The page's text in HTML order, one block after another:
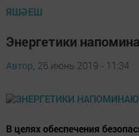
ЯШӘЕШ
Энергетики
Автор, 26 июнь 2019 - 11:34
В целях обеспечения